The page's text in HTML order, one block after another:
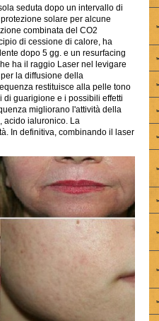
seduta dopo un intervallo di
solare per alcune
combinata del CO2
di cessione di calore, ha
dopo 5 gg. e un resurfacing
ha il raggio Laser nel levigare
la diffusione della
restituisce alla pelle tono
di guarigione e i possibili effetti
migliorano l'attività della
acido ialuronico. La
In definitiva, combinando il laser